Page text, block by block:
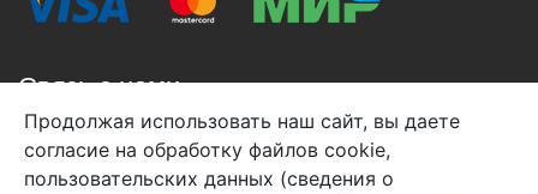
Связь с нами
+7 (495) 933-38-08
info@arben-textile.ru- оптовые продажи
Продолжая использовать наш сайт, вы даете
согласие на обработку файлов cookie,
пользовательских данных (сведения о